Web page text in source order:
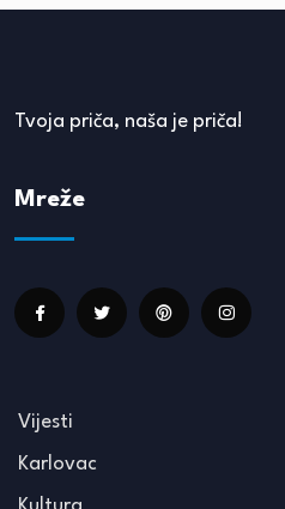
Tvoja priča, naša je priča!
Mreže
Vijesti
Karlovac